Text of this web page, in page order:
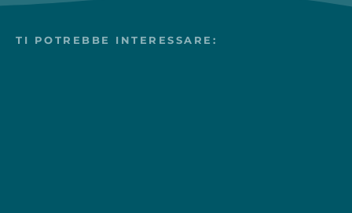
TI POTREBBE INTERESSARE: